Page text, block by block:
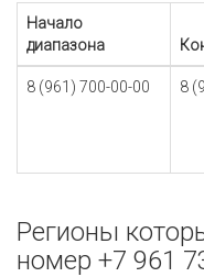
Начало
диапазона
8 (961) 700-00-00 8
Регионы
номер +7 961